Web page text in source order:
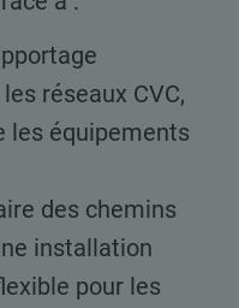
réseaux CVC,
les équipements
des chemins
installation
pour les